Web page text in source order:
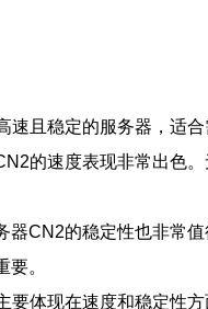
速且稳定的服务器，适
的速度表现非常出色
器CN2的稳定性也非常
。
要体现在速度和稳定性